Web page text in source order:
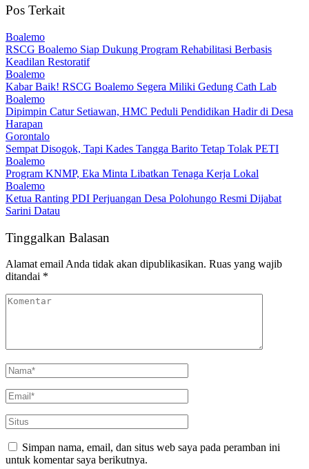
Pos Terkait
Boalemo
RSCG Boalemo Siap Dukung Program Rehabilitasi Berbasis
Keadilan Restoratif
Boalemo
Kabar Baik! RSCG Boalemo Segera Miliki Gedung Cath Lab
Boalemo
Dipimpin Catur Setiawan, HMC Peduli Pendidikan Hadir di Desa
Harapan
Gorontalo
Sempat Disogok, Tapi Kades Tangga Barito Tetap Tolak PETI
Boalemo
Program KNMP, Eka Minta Libatkan Tenaga Kerja Lokal
Boalemo
Ketua Ranting PDI Perjuangan Desa Polohungo Resmi Dijabat
Sarini Datau
Tinggalkan Balasan
Alamat email Anda tidak akan dipublikasikan. Ruas yang wajib
ditandai *
Simpan nama, email, dan situs web saya pada peramban ini
untuk komentar saya berikutnya.